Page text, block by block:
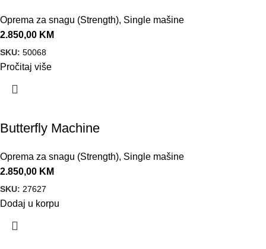
Oprema za snagu (Strength), Single mašine
2.850,00 KM
SKU: 50068
Pročitaj više
Butterfly Machine
Oprema za snagu (Strength), Single mašine
2.850,00 KM
SKU: 27627
Dodaj u korpu